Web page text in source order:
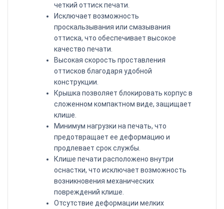
четкий оттиск печати.
Исключает возможность
проскальзывания или смазывания
оттиска, что обеспечивает высокое
качество печати.
Высокая скорость проставления
оттисков благодаря удобной
конструкции.
Крышка позволяет блокировать корпус в
сложенном компактном виде, защищает
клише.
Минимум нагрузки на печать, что
предотвращает ее деформацию и
продлевает срок службы.
Клише печати расположено внутри
оснастки, что исключает возможность
возникновения механических
повреждений клише.
Отсутствие деформации мелких